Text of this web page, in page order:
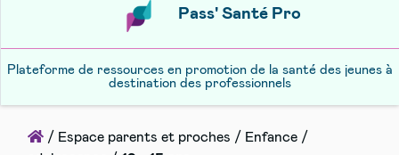
Pass' Santé Pro
Plateforme de ressources en promotion de la santé des jeunes à
destination des professionnels
Accueil
/ Espace parents et proches / Enfance /